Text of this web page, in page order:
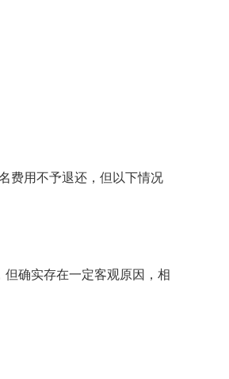
费用不予退还，但以下情况
确实存在一定客观原因，相